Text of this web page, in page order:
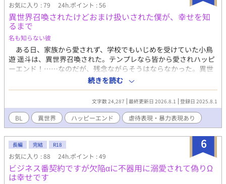
お気に入り : 79 24h.ポイント : 56
異世界召喚されたけどおまけ扱いされた僕が、幸せを知
るまで
名も知らない彼
ある日、家族から愛されず、学校でもいじめを受けていた小鳥
遊 遥斗は、異世界召喚された。テンプレなら皆から愛されハッピ
ーエンド！……なのだが、残念ながらそうはならなかった。異世
界召喚されたのはもう一人いて、その人が神子だった。おまけの
僕は前の世界と変わらず虐げられることになる。 しかし、事態
は急変し―― 心体共にボロボロの遥斗が幸せを知ってゆく話。
※初投稿です。好きなもの全部詰め込んだ駄文ですがお許しくだ
さい。恥ずかしくなったら消します ※ストーリー展開が亀並みに
遅いです。そして更新スピードも遅いです ※タイトルにマークを
つけています。 ＃…残酷な描写（軽めでもつけてます） ＊…
性的な描写（軽めでもつけてます）
続きを読む
文字数 24,287 最終更新日 2026.8.1 登録日 2025.8.1
BL 異世界 ハッピーエンド 虐待表現・暴力表現あり
6
長編 完結 R18
お気に入り : 88 24h.ポイント : 49
ビジネス番契約ですが欠陥αに不器用に溺愛されて偽りΩ
は幸せです